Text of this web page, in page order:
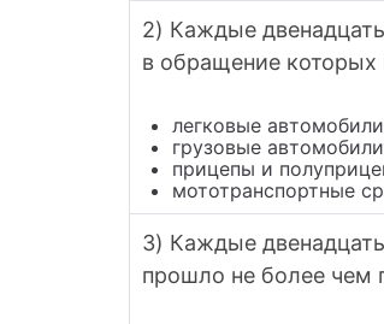
2) Каждые
в обращение
легковые
грузовые
прицепы и
мототранспортные
3) Каждые
прошло не более чем